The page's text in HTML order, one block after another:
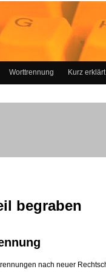
Worttrennung Kurz erklärt
begraben
nach neuer